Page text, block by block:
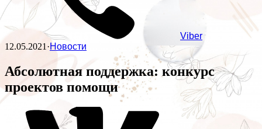
Viber
12.05.2021·Новости
Абсолютная поддержка: конкурс
проектов помощи